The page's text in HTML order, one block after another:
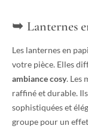
Lanternes
Les lanternes en
votre pièce. Elles
ambiance cosy. Les
raffiné et durable.
sophistiquées et
groupe pour un